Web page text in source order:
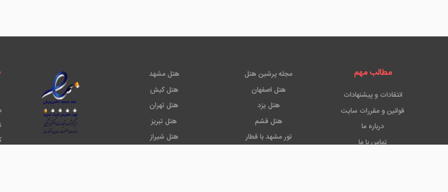
مطالب مهم
انتقادات و پیشنهادات
قوانین و مقررات سایت
درباره ما
تماس با ما
مجله پرشین هتل
هتل اصفهان
هتل یزد
هتل قشم
تور مشهد با قطار
هتل مشهد
هتل کیش
هتل تهران
هتل تبریز
هتل شیراز